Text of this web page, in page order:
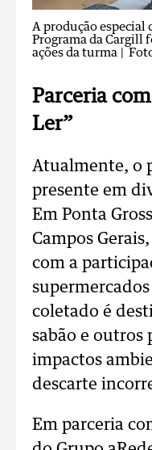
A produção especial
Programa da Cargill
ações da turma
|
Parceria
Ler”
Atualmente, o
presente em
Em Ponta
Campos
com a
coletado é
sabão e outros
impactos
descarte
Em parceria